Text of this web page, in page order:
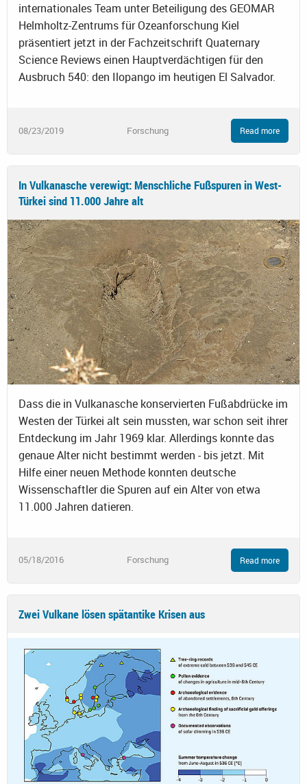
internationales Team unter Beteiligung des GEOMAR
Helmholtz-Zentrums für Ozeanforschung Kiel
präsentiert jetzt in der Fachzeitschrift Quaternary
Science Reviews einen Hauptverdächtigen für den
Ausbruch 540: den Ilopango im heutigen El Salvador.
08/23/2019 Forschung Read more
In Vulkanasche verewigt: Menschliche Fußspuren in West-
Türkei sind 11.000 Jahre alt
Dass die in Vulkanasche konservierten Fußabdrücke im
Westen der Türkei alt sein mussten, war schon seit ihrer
Entdeckung im Jahr 1969 klar. Allerdings konnte das
genaue Alter nicht bestimmt werden - bis jetzt. Mit
Hilfe einer neuen Methode konnten deutsche
Wissenschaftler die Spuren auf ein Alter von etwa
11.000 Jahren datieren.
05/18/2016 Forschung Read more
Zwei Vulkane lösen spätantike Krisen aus